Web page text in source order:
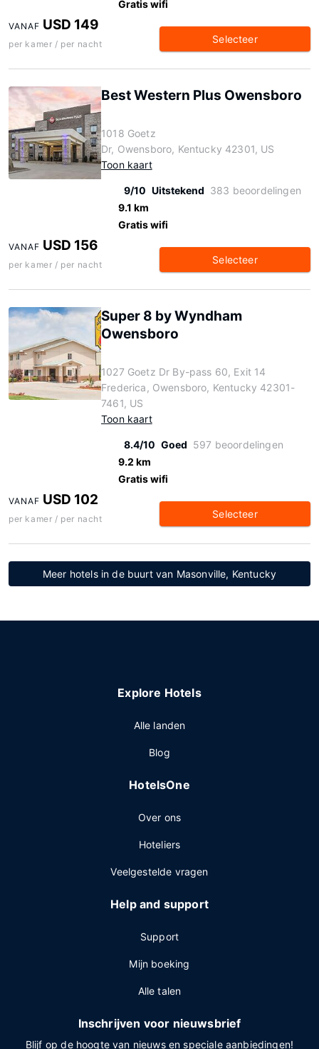
Gratis wifi
VANAF USD 149
per kamer / per nacht Selecteer
Best Western Plus Owensboro
1018 Goetz
Dr, Owensboro, Kentucky 42301, US
Toon kaart
9/10 Uitstekend 383 beoordelingen
9.1 km
Gratis wifi
VANAF USD 156
per kamer / per nacht Selecteer
Super 8 by Wyndham
Owensboro
1027 Goetz Dr By-pass 60, Exit 14
Frederica, Owensboro, Kentucky 42301-
7461, US
Toon kaart
8.4/10 Goed 597 beoordelingen
9.2 km
Gratis wifi
VANAF USD 102
per kamer / per nacht Selecteer
Meer hotels in de buurt van Masonville, Kentucky
Explore Hotels
Alle landen
Blog
HotelsOne
Over ons
Hoteliers
Veelgestelde vragen
Help and support
Support
Mijn boeking
Alle talen
Inschrijven voor nieuwsbrief
Blijf op de hoogte van nieuws en speciale aanbiedingen!